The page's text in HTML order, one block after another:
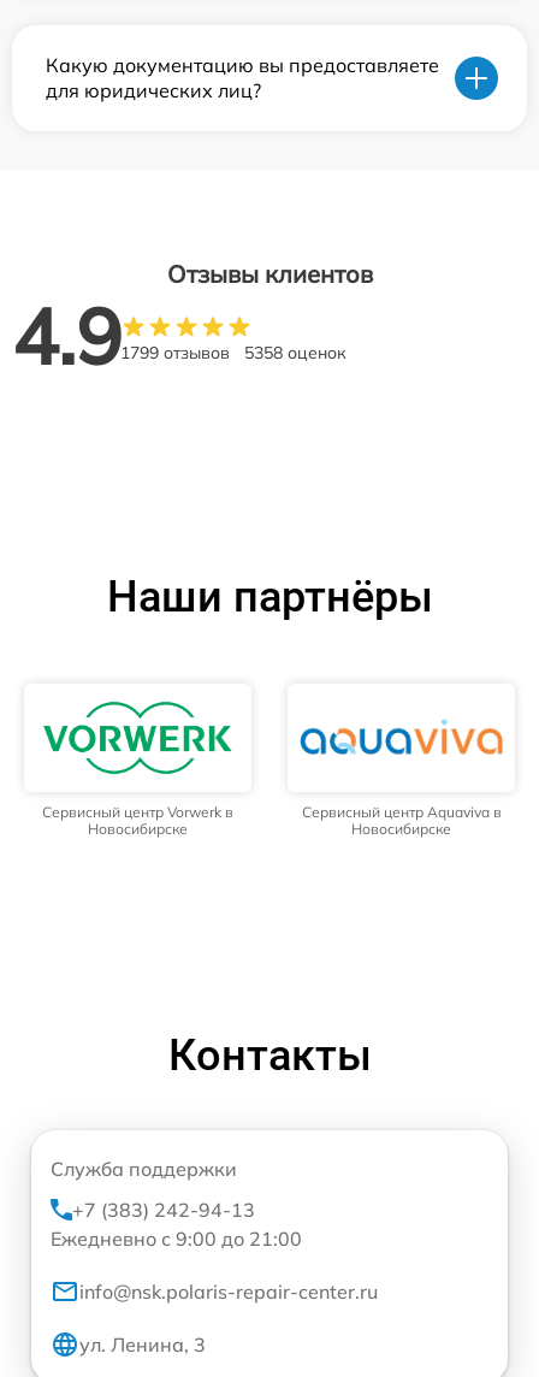
Какую документацию вы предоставляете
для юридических лиц?
Отзывы клиентов
4.91799 отзывов 5358 оценок
Наши партнёры
Сервисный центр Vorwerk в
Новосибирске
Сервисный центр Aquaviva в
Новосибирске
Контакты
Служба поддержки
+7 (383) 242-94-13
Ежедневно с 9:00 до 21:00
info@nsk.polaris-repair-center.ru
ул. Ленина, 3